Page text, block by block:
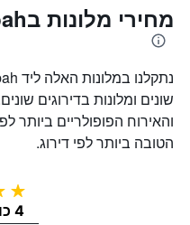
מחירי מלונות בChefchaouen Kasbah
שונים ומלונות בדירוגים
והאירוח הפופולריים
הטובה ביותר לפי דירוג.
4 כוכבים +